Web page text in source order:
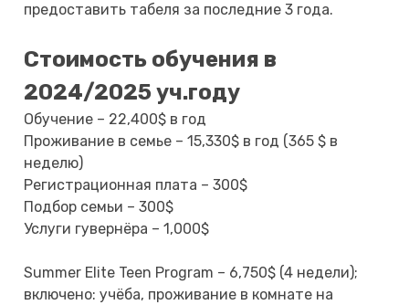
предоставить табеля за последние 3 года.
Стоимость обучения в
2024/2025 уч.году
Обучение – 22,400$ в год
Проживание в семье – 15,330$ в год (365 $ в
неделю)
Регистрационная плата – 300$
Подбор семьи – 300$
Услуги гувернёра – 1,000$
Summer Elite Teen Program – 6,750$ (4 недели);
включено: учёба, проживание в комнате на